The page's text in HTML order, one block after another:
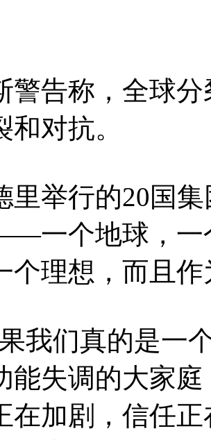
警告称，全球
对抗。
里举行的20国
一个地球，
个理想，而且
我们真的是一
能失调的大家
在加剧，信任